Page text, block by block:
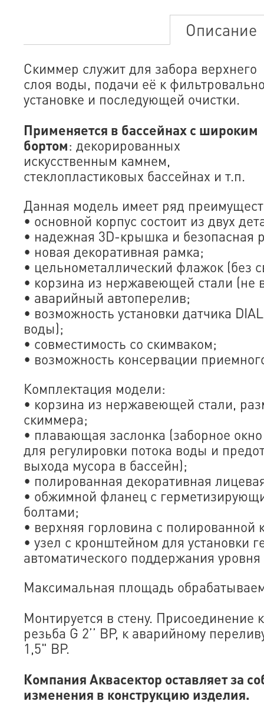
Описание
Скиммер служит для забора верхнего
слоя воды, подачи её к
установке и последующей очистки.
Применяется в бассейнах с широким
бортом: декорированных
искусственным камнем,
стеклопластиковых бассейнах и т.п.
Данная модель имеет ряд
• основной корпус состоит из двух
• надежная 3D-крышка и безопасная
• новая декоративная рамка;
• цельнометаллический флажок (без
• корзина из нержавеющей стали (не
• аварийный автоперелив;
• возможность установки датчика
воды);
• совместимость со скимваком;
• возможность консервации
Комплектация модели:
• корзина из нержавеющей стали,
скиммера;
• плавающая заслонка (заборное
для регулировки потока воды и
выхода мусора в бассейн);
• полированная декоративная
• обжимной фланец с
болтами;
• верхняя горловина с
• узел с кронштейном для установки
автоматического поддержания
Максимальная площадь
Монтируется в стену. Присоединение
резьба G 2’’ BР, к аварийному
1,5" ВР.
Компания Аквасектор оставляет за
изменения в конструкцию изделия.